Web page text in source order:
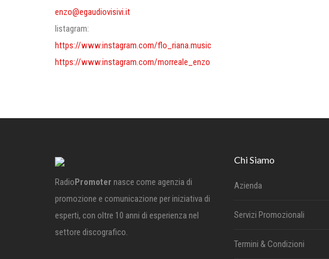
enzo@egaudiovisivi.it
Iistagram:
https://www.instagram.com/flo_riana.music
https://www.instagram.com/morreale_enzo
Radio Promoter nasce come agenzia di
promozione e comunicazione per iniziativa di
esperti, con oltre 10 anni di esperienza nel
settore discografico.
Chi Siamo
Azienda
Servizi Promozionali
Termini & Condizioni